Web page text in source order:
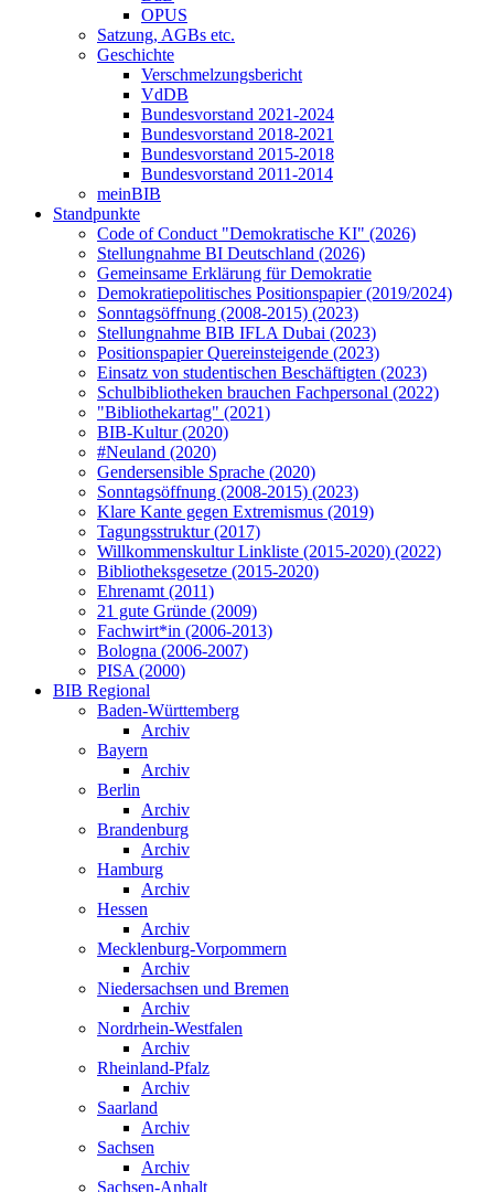
OPUS
Satzung, AGBs etc.
Geschichte
Verschmelzungsbericht
VdDB
Bundesvorstand 2021-2024
Bundesvorstand 2018-2021
Bundesvorstand 2015-2018
Bundesvorstand 2011-2014
meinBIB
Standpunkte
Code of Conduct "Demokratische KI" (2026)
Stellungnahme BI Deutschland (2026)
Gemeinsame Erklärung für Demokratie
Demokratiepolitisches Positionspapier (2019/2024)
Sonntagsöffnung (2008-2015) (2023)
Stellungnahme BIB IFLA Dubai (2023)
Positionspapier Quereinsteigende (2023)
Einsatz von studentischen Beschäftigten (2023)
Schulbibliotheken brauchen Fachpersonal (2022)
"Bibliothekartag" (2021)
BIB-Kultur (2020)
#Neuland (2020)
Gendersensible Sprache (2020)
Sonntagsöffnung (2008-2015) (2023)
Klare Kante gegen Extremismus (2019)
Tagungsstruktur (2017)
Willkommenskultur Linkliste (2015-2020) (2022)
Bibliotheksgesetze (2015-2020)
Ehrenamt (2011)
21 gute Gründe (2009)
Fachwirt*in (2006-2013)
Bologna (2006-2007)
PISA (2000)
BIB Regional
Baden-Württemberg
Archiv
Bayern
Archiv
Berlin
Archiv
Brandenburg
Archiv
Hamburg
Archiv
Hessen
Archiv
Mecklenburg-Vorpommern
Archiv
Niedersachsen und Bremen
Archiv
Nordrhein-Westfalen
Archiv
Rheinland-Pfalz
Archiv
Saarland
Archiv
Sachsen
Archiv
Sachsen-Anhalt